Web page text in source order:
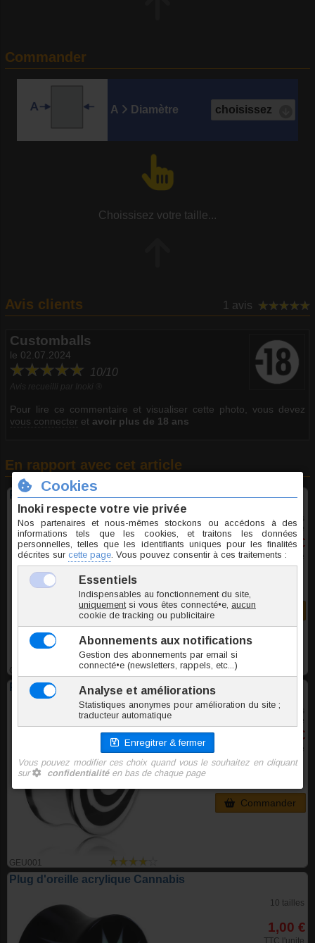
Commander
A Diamètre
Choissisez votre taille...
Avis clients 1 avis
Customballs
le 02.07.2024
10/10
Pour lire ce commentaire et visualiser cette photo, vous devez
vous connecter et avoir plus de 18 ans
En rapport avec cet article
Plug d'oreille acrylique uni
GEU000
11 tailles - 4 couleurs
à partir de
1,15 €
TTC l'unite
Commander
Plug d'oreille acrylique spirale
GEU001
5 tailles
à partir de
1,00 €
TTC l'unite
Commander
Plug d'oreille acrylique Cannabis
10 tailles
1,00 €
TTC l'unite